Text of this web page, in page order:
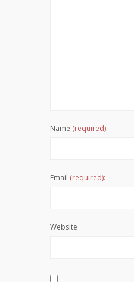
Name (required):
Email (required):
Website